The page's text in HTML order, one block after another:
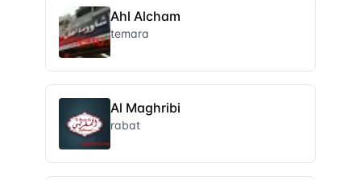
Ahl Alcham
temara
Al Maghribi
rabat